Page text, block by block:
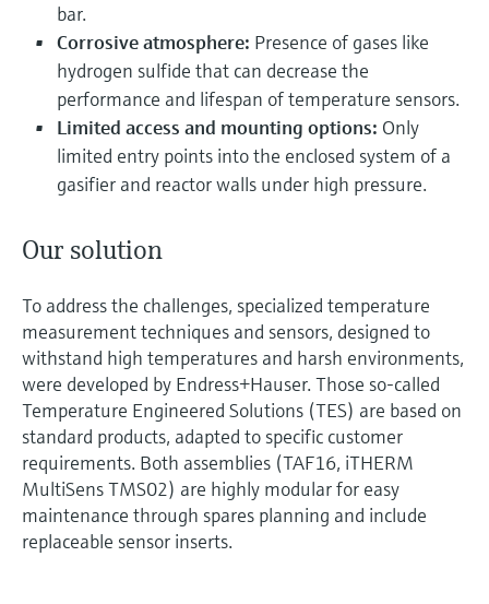
bar.
Corrosive atmosphere: Presence of gases like
hydrogen sulfide that can decrease the
performance and lifespan of temperature sensors.
Limited access and mounting options: Only
limited entry points into the enclosed system of a
gasifier and reactor walls under high pressure.
Our solution
To address the challenges, specialized temperature
measurement techniques and sensors, designed to
withstand high temperatures and harsh environments,
were developed by Endress+Hauser. Those so-called
Temperature Engineered Solutions (TES) are based on
standard products, adapted to specific customer
requirements. Both assemblies (TAF16, iTHERM
MultiSens TMS02) are highly modular for easy
maintenance through spares planning and include
replaceable sensor inserts.